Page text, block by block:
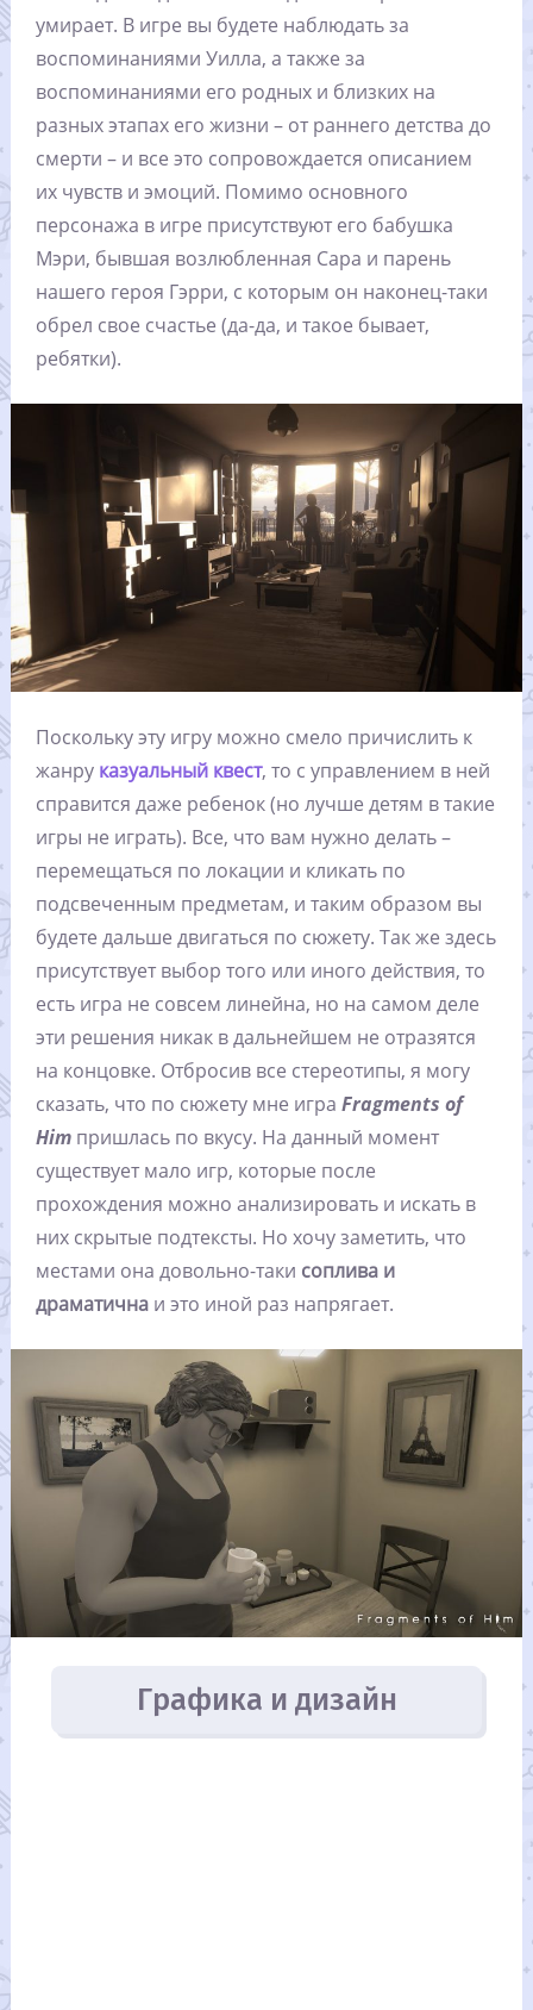
умирает. В игре вы будете наблюдать за
воспоминаниями Уилла, а также за
воспоминаниями его родных и близких на
разных этапах его жизни – от раннего детства до
смерти – и все это сопровождается описанием
их чувств и эмоций. Помимо основного
персонажа в игре присутствуют его бабушка
Мэри, бывшая возлюбленная Сара и парень
нашего героя Гэрри, с которым он наконец-таки
обрел свое счастье (да-да, и такое бывает,
ребятки).
Поскольку эту игру можно смело причислить к
жанру казуальный квест, то с управлением в ней
справится даже ребенок (но лучше детям в такие
игры не играть). Все, что вам нужно делать –
перемещаться по локации и кликать по
подсвеченным предметам, и таким образом вы
будете дальше двигаться по сюжету. Так же здесь
присутствует выбор того или иного действия, то
есть игра не совсем линейна, но на самом деле
эти решения никак в дальнейшем не отразятся
на концовке. Отбросив все стереотипы, я могу
сказать, что по сюжету мне играFragments of
Him пришлась по вкусу. На данный момент
существует мало игр, которые после
прохождения можно анализировать и искать в
них скрытые подтексты. Но хочу заметить, что
местами она довольно-таки соплива и
драматична и это иной раз напрягает.
Графика и дизайн